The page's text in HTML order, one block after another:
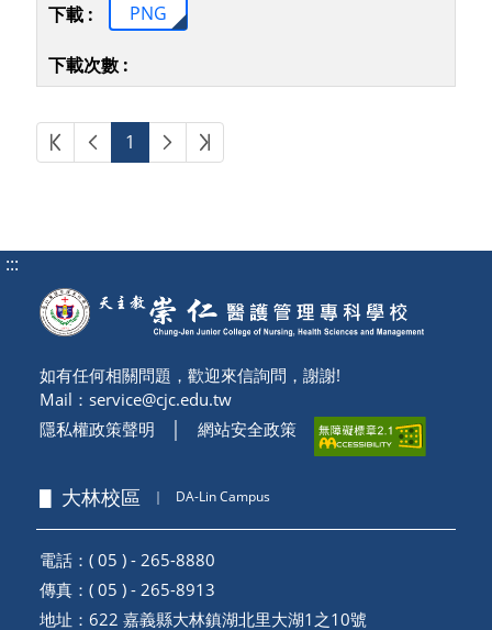
PNG
第一頁上一頁
1 下一頁最後頁
:::
如有任何相關問題，歡迎來信詢問，謝謝!
Mail： service@cjc.edu.tw
隱私權政策聲明
網站安全政策
▋ 大林校區 ｜ DA-Lin Campus
電話：( 05 ) - 265-8880
傳真：( 05 ) - 265-8913
地址： 622 嘉義縣大林鎮湖北里大湖1之10號